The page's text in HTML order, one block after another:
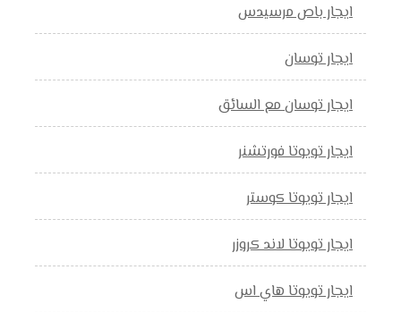
ايجار باص مرسيدس
ايجار توسان
ايجار توسان مع السائق
ايجار تويوتا فورتشنر
ايجار تويوتا كوستر
ايجار تويوتا لاند كروزر
ايجار تويوتا هاي اس